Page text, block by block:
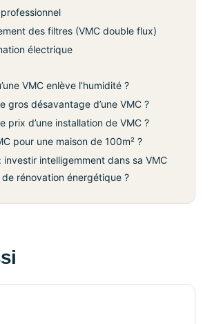
des filtres (VMC double flux)
électrique
VMC enlève l’humidité ?
gros désavantage d’une VMC ?
prix d’une installation de VMC ?
pour une maison de 100m² ?
investir intelligemment dans sa VMC
rénovation énergétique ?